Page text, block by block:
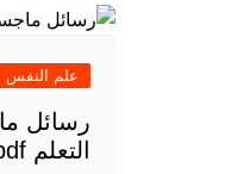
علم النفس
رسائل
التعلم pdf